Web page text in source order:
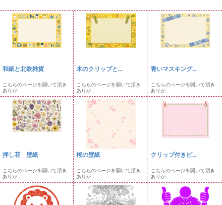
和紙と北欧雑貨
こちらのページを開いて頂き
ありが...
木のクリップと...
こちらのページを開いて頂き
ありが...
青いマスキング...
こちらのページを開いて頂き
ありが...
押し花 壁紙
こちらのページを開いて頂き
ありが...
桜の壁紙
こちらのページを開いて頂き
ありが...
クリップ付きピ...
こちらのページを開いて頂き
ありが...